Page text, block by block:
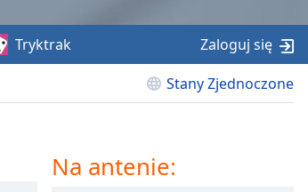
Stany Zjednoczone
Tryktrak Zaloguj się
Na antenie: